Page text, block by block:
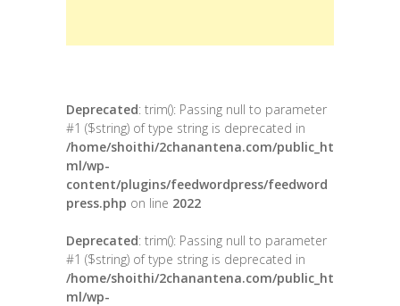
Deprecated: trim(): Passing null to parameter
#1 ($string) of type string is deprecated in
/home/shoithi/2chanantena.com/public_ht
ml/wp-
content/plugins/feedwordpress/feedword
press.php on line 2022
Deprecated: trim(): Passing null to parameter
#1 ($string) of type string is deprecated in
/home/shoithi/2chanantena.com/public_ht
ml/wp-